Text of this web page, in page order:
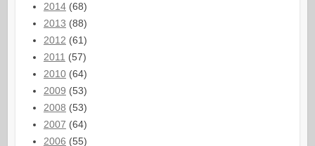
2014(68)
2013 (88)
2012 (61)
2011 (57)
2010(64)
2009 (53)
2008 (53)
2007 (64)
2006 (55)